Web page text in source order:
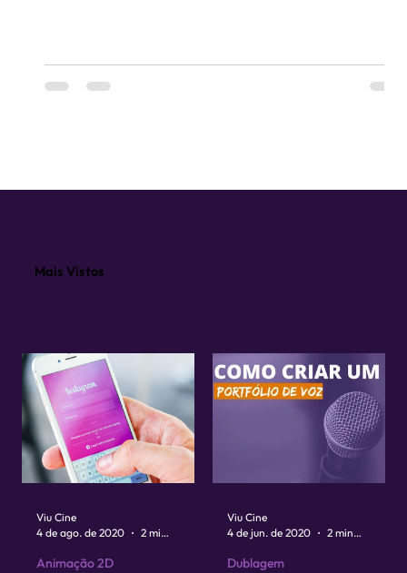
Mais Vistos
Animação 2D
Viu Cine
4 de ago. de 2020
2 min de leitura
Dublagem
Viu Cine
4 de jun. de 2020
2 min de leitura